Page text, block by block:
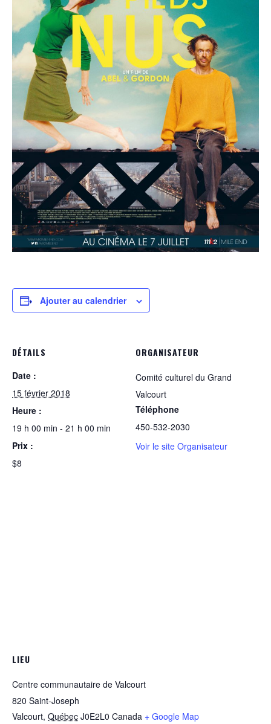
Ajouter au calendrier
DÉTAILS
Date :
15 février 2018
Heure :
19 h 00 min - 21 h 00 min
Prix :
$8
ORGANISATEUR
Comité culturel du Grand
Valcourt
Téléphone
450-532-2030
Voir le site Organisateur
LIEU
Centre communautaire de Valcourt
820 Saint-Joseph
Valcourt, Québec J0E2L0 Canada + Google Map